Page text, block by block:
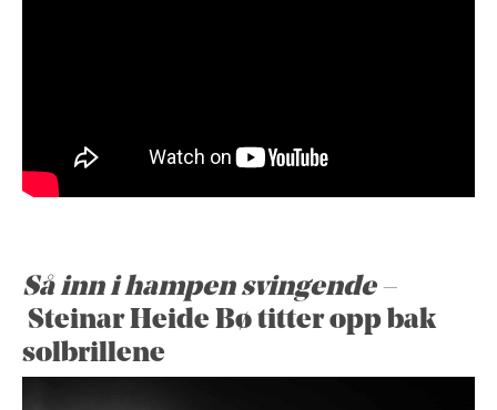
Så inn i hampen svingende –
Steinar Heide Bø titter opp bak
solbrillene